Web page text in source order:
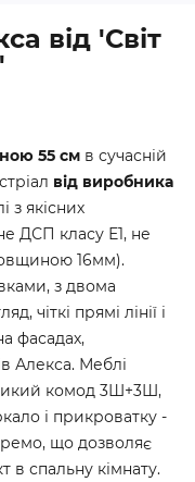
від 'Світ
55 см в сучасній
від виробника
з якісних
ДСП класу Е1, не
16мм).
з двома
чіткі прямі лінії і
фасадах,
Алекса. Меблі
комод 3Ш+3Ш,
і прикроватку -
що дозволяє
в спальну кімнату.